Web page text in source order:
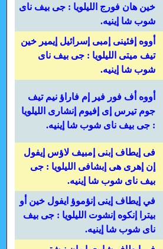
خين هان فورج الليلويا : جى بيف ناى
شوب شا إينيه.
أووه إفئينى إمبى إسرائيل إيمير خين
تيف ميتى الليلويا : جى بيف ناى
شوب شا إينيه.
أووه أف فور فير إم فاراؤ نيم تيف
جوم تيرس إى إفيوم إنشارى الليلويا
: جى بيف ناى شوب شا إينيه.
فى إيطاف إبنى إمبيف لاؤس إيفول
إن إهرى هى إبشافى الليلويا : جى
بيف ناى شوب شا إينيه.
في إيطاف إينى إنؤموؤ ايفول خين أو
بيترا إنكوه إنشوت الليلويا : جى بيف
ناى شوب شا إينيه.